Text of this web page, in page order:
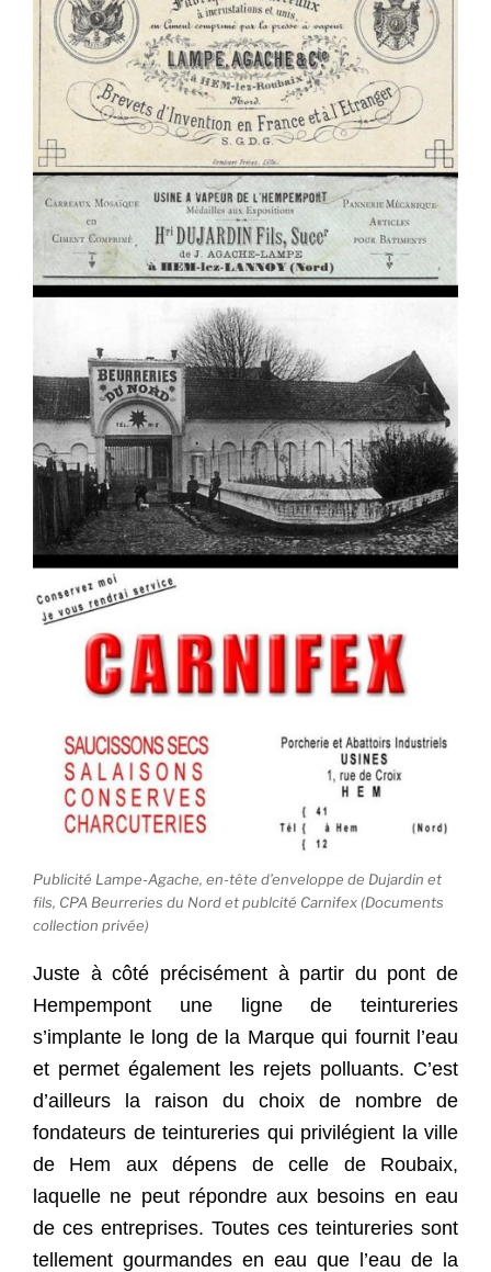
Publicité Lampe-Agache, en-tête d’enveloppe de Dujardin et
fils, CPA Beurreries du Nord et publcité Carnifex (Documents
collection privée)
Juste à côté précisément à partir du pont de
Hempempont une ligne de teintureries
s’implante le long de la Marque qui fournit l’eau
et permet également les rejets polluants. C’est
d’ailleurs la raison du choix de nombre de
fondateurs de teintureries qui privilégient la ville
de Hem aux dépens de celle de Roubaix,
laquelle ne peut répondre aux besoins en eau
de ces entreprises. Toutes ces teintureries sont
tellement gourmandes en eau que l’eau de la